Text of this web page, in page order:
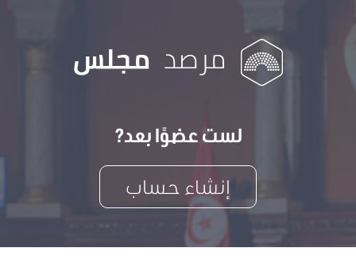
لست عضوًا بعد?
إنشاء حساب